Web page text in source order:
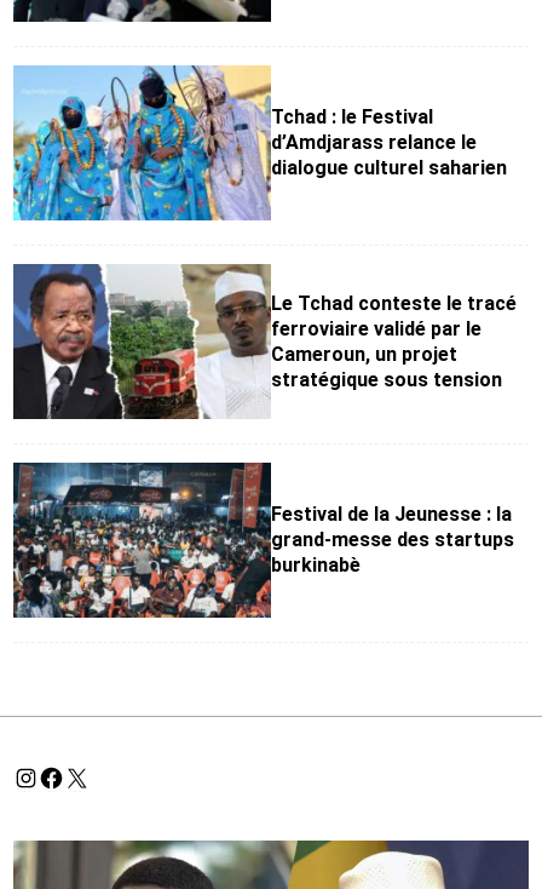
Tchad : le Festival
d’Amdjarass relance le
dialogue culturel saharien
Le Tchad conteste le tracé
ferroviaire validé par le
Cameroun, un projet
stratégique sous tension
Festival de la Jeunesse : la
grand-messe des startups
burkinabè